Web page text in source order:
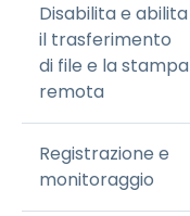
Disabilita e abilita
il trasferimento
di file e la stampa
remota
Registrazione e
monitoraggio